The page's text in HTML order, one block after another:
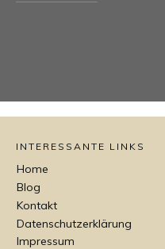
INTERESSANTE LINKS
Home
Blog
Kontakt
Datenschutzerklärung
Impressum